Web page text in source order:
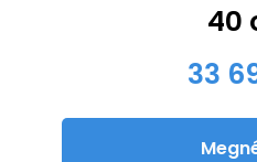
40
33